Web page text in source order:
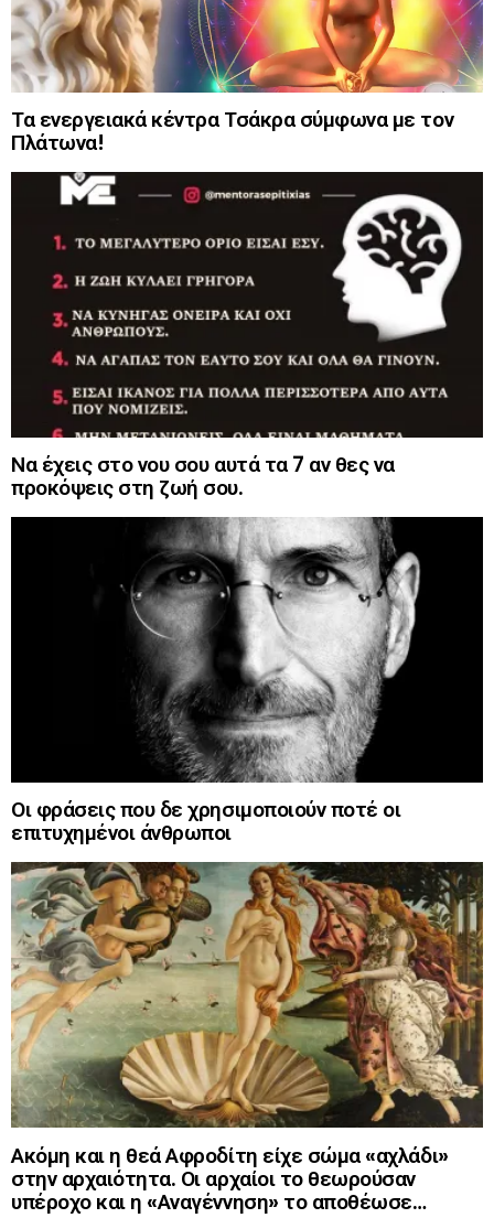
Τα ενεργειακά κέντρα Τσάκρα σύμφωνα με τον
Πλάτωνα!
Να έχεις στο νου σου αυτά τα 7 αν θες να
προκόψεις στη ζωή σου.
Οι φράσεις που δε χρησιμοποιούν ποτέ οι
επιτυχημένοι άνθρωποι
Ακόμη και η θεά Αφροδίτη είχε σώμα «αχλάδι»
στην αρχαιότητα. Οι αρχαίοι το θεωρούσαν
υπέροχο και η «Αναγέννηση» το αποθέωσε…